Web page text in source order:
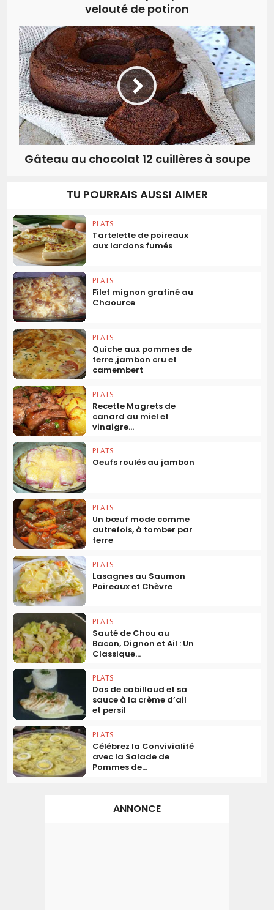
velouté de potiron
Gâteau au chocolat 12 cuillères à soupe
TU POURRAIS AUSSI AIMER
PLATS
Tartelette de poireaux
aux lardons fumés
PLATS
Filet mignon gratiné au
Chaource
PLATS
Quiche aux pommes de
terre ,jambon cru et
camembert
PLATS
Recette Magrets de
canard au miel et
vinaigre...
PLATS
Oeufs roulés au jambon
PLATS
Un bœuf mode comme
autrefois, à tomber par
terre
PLATS
Lasagnes au Saumon
Poireaux et Chèvre
PLATS
Sauté de Chou au
Bacon, Oignon et Ail : Un
Classique...
PLATS
Dos de cabillaud et sa
sauce à la crème d’ail
et persil
PLATS
Célébrez la Convivialité
avec la Salade de
Pommes de...
ANNONCE